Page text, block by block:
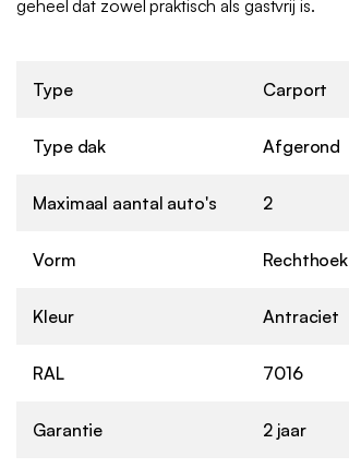
geheel dat zowel praktisch als gastvrij is.
Type Carport
Type dak Afgerond
Maximaal aantal auto's 2
Vorm Rechthoek
Kleur Antraciet
RAL 7016
Garantie 2 jaar